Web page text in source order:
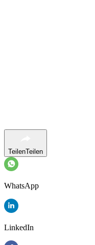
TeilenTeilen
WhatsApp
LinkedIn